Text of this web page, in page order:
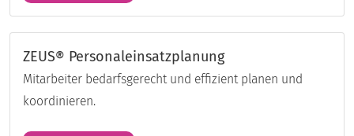
ZEUS® Personaleinsatzplanung
Mitarbeiter bedarfsgerecht und effizient planen und
koordinieren.